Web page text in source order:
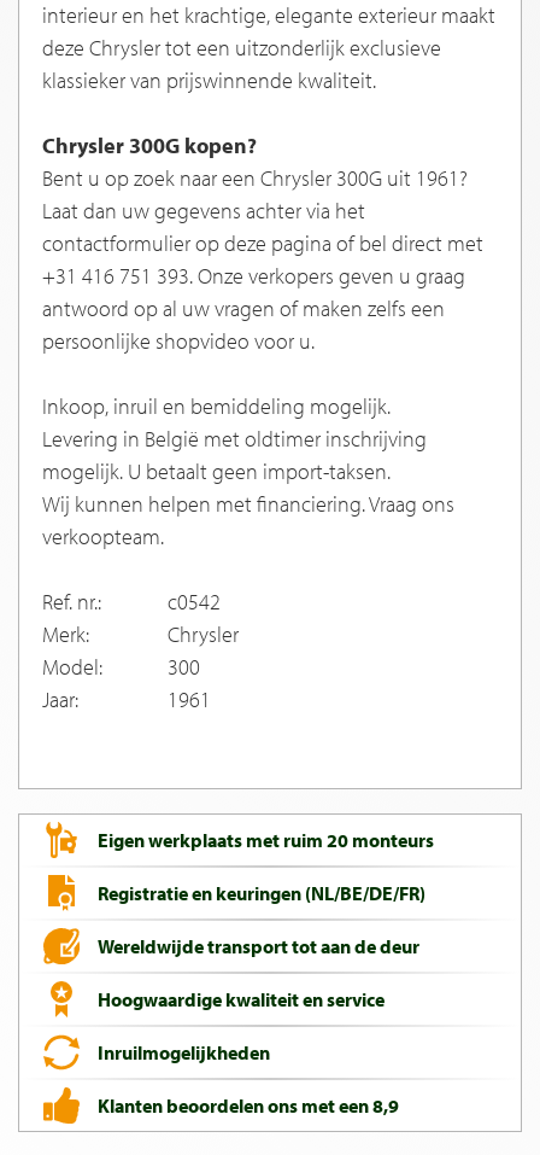
interieur en het krachtige, elegante exterieur maakt
deze Chrysler tot een uitzonderlijk exclusieve
klassieker van prijswinnende kwaliteit.
Chrysler 300G kopen?
Bent u op zoek naar een Chrysler 300G uit 1961?
Laat dan uw gegevens achter via het
contactformulier op deze pagina of bel direct met
+31 416 751 393. Onze verkopers geven u graag
antwoord op al uw vragen of maken zelfs een
persoonlijke shopvideo voor u.
Inkoop, inruil en bemiddeling mogelijk.
Levering in België met oldtimer inschrijving
mogelijk. U betaalt geen import-taksen.
Wij kunnen helpen met financiering. Vraag ons
verkoopteam.
Ref. nr.:
c0542
Merk:
Chrysler
Model:
300
Jaar:
1961
Eigen werkplaats met ruim 20 monteurs
Registratie en keuringen (NL/BE/DE/FR)
Wereldwijde transport tot aan de deur
Hoogwaardige kwaliteit en service
Inruilmogelijkheden
Klanten beoordelen ons met een 8,9